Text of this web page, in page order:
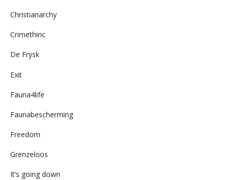
Christianarchy
Crimethinc
De Frysk
Exit
Fauna4life
Faunabescherming
Freedom
Grenzeloos
It’s going down